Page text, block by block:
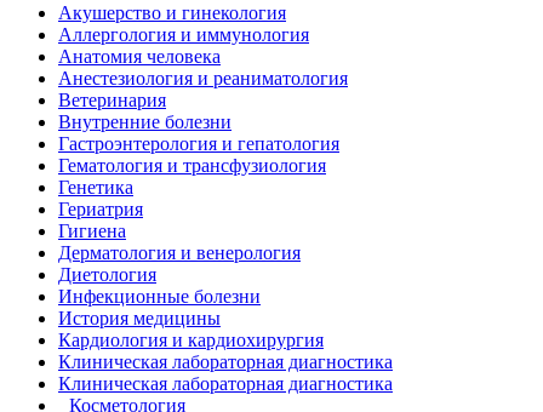
Акушерство и гинекология
Аллергология и иммунология
Анатомия человека
Анестезиология и реаниматология
Ветеринария
Внутренние болезни
Гастроэнтерология и гепатология
Гематология и трансфузиология
Генетика
Гериатрия
Гигиена
Дерматология и венерология
Диетология
Инфекционные болезни
История медицины
Кардиология и кардиохирургия
Клиническая лабораторная диагностика
Клиническая лабораторная диагностика
Косметология